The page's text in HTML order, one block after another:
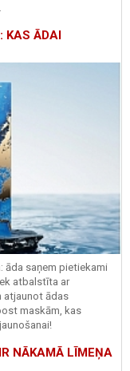
KAS ĀDAI
āda saņem pietiekami
atbalstīta ar
atjaunot ādas
maskām, kas
NĀKAMĀ LĪMEŅA